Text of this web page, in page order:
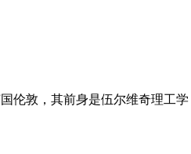
伦敦，其前身是伍尔维奇理工学